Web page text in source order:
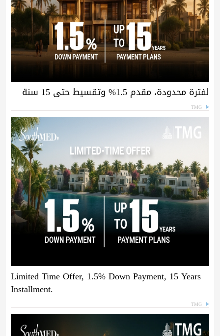
لفترة محدودة، مقدم 1.5% وتقسيط حتى 15 سنة
TMG
Limited Time Offer, 1.5% Down Payment, 15 Years
Installment.
TMG